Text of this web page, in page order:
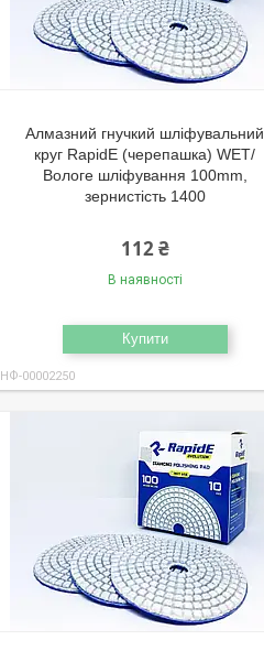
Алмазний гнучкий шліфувальний
круг RapidE (черепашка) WET/
Вологе шліфування 100mm,
зернистість 1400
112 ₴
В наявності
Купити
НФ-00002250